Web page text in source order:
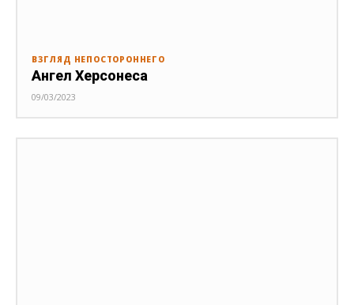
ВЗГЛЯД НЕПОСТОРОННЕГО
Ангел Херсонеса
09/03/2023